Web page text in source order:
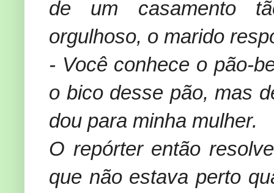
de um casamento
orgulhoso, o marido
- Você conhece o pão-
o bico desse pão, mas
dou para minha mulher.
O repórter então
que não estava perto